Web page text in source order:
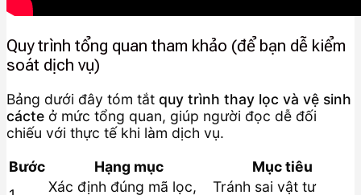
Quy trình tổng quan tham khảo (để bạn dễ kiểm
soát dịch vụ)
Bảng dưới đây tóm tắt quy trình thay lọc và vệ sinh
cácte ở mức tổng quan, giúp người đọc dễ đối
chiếu với thực tế khi làm dịch vụ.
Bước
Hạng mục
Mục tiêu
Xác định đúng mã lọc,
Tránh sai vật tư